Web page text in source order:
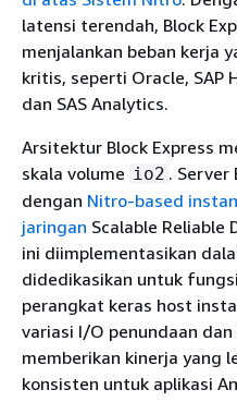
latensi terendah, Block
menjalankan beban kerja
kritis, seperti Oracle, SAP
dan SAS Analytics.
Arsitektur Block Express
skala volume io2 . Server
dengan Nitro-based
jaringan Scalable Reliable
ini diimplementasikan
didedikasikan untuk
perangkat keras host
variasi I/O penundaan
memberikan kinerja yang
konsisten untuk aplikasi